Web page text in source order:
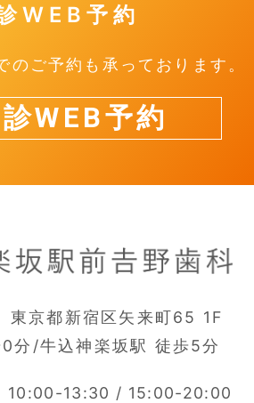
WEB予約
のご予約も承っております。
WEB予約
京都新宿区矢来町65 1F
分/牛込神楽坂駅 徒歩5分
10:00-13:30 / 15:00-20:00